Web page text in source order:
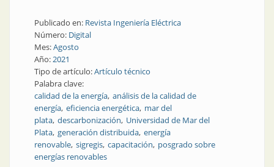
Publicado en: Revista Ingeniería Eléctrica
Número: Digital
Mes:Agosto
Año:2021
Tipo de artículo:Artículo técnico
Palabra clave:
calidad de la energía análisis de la calidad de
energía eficiencia energética mar del
plata descarbonización Universidad de Mar del
Plata generación distribuida energía
renovable sigregis capacitación posgrado sobre
energías renovables